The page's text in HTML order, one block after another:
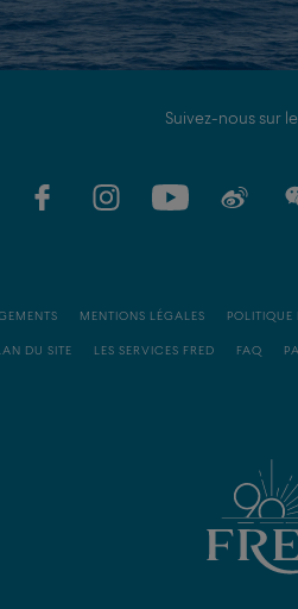
Suivez-nous sur
MENTIONS LÉGALES POLITIQUE
DU SITE LES SERVICES FRED FAQ